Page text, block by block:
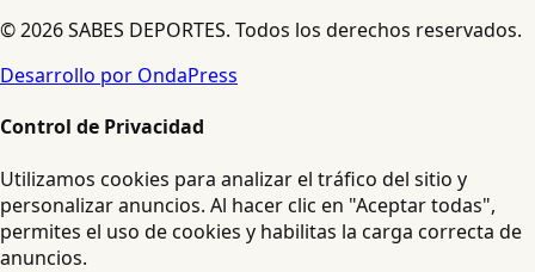
© 2026 SABES DEPORTES. Todos los derechos reservados.
Desarrollo por OndaPress
Control de Privacidad
Utilizamos cookies para analizar el tráfico del sitio y
personalizar anuncios. Al hacer clic en "Aceptar todas",
permites el uso de cookies y habilitas la carga correcta de
anuncios.